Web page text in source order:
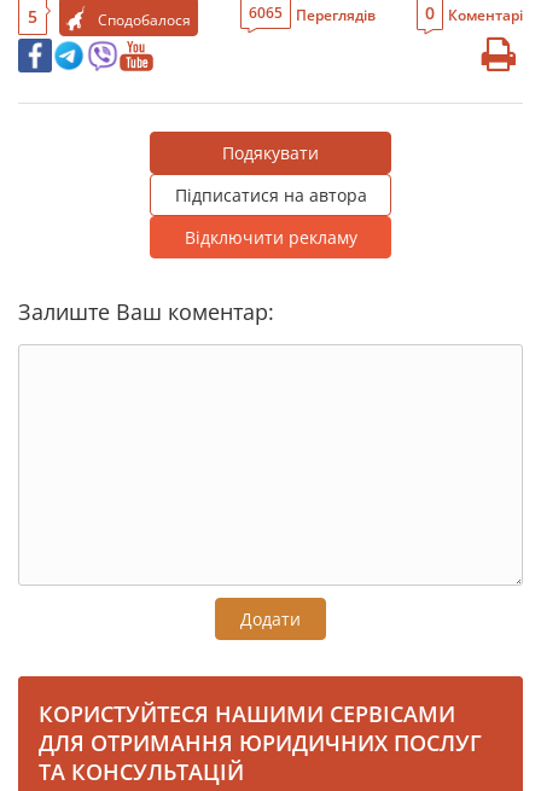
5 Сподобалося 6065 Переглядів 0 Коментарі
Подякувати
Підписатися на автора
Відключити рекламу
Залиште Ваш коментар:
Додати
КОРИСТУЙТЕСЯ НАШИМИ СЕРВІСАМИ
ДЛЯ ОТРИМАННЯ ЮРИДИЧНИХ ПОСЛУГ
ТА КОНСУЛЬТАЦІЙ